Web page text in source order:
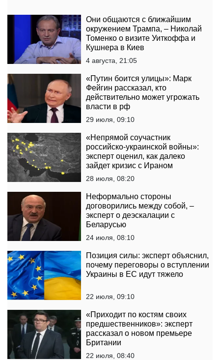
Они общаются с ближайшим
окружением Трампа, – Николай
Томенко о визите Уиткоффа и
Кушнера в Киев
4 августа, 21:05
«Путин боится улицы»: Марк
Фейгин рассказал, кто
действительно может угрожать
власти в рф
29 июля, 09:10
«Непрямой соучастник
российско-украинской войны»:
эксперт оценил, как далеко
зайдет кризис с Ираном
28 июля, 08:20
Неформально стороны
договорились между собой, –
эксперт о деэскалации с
Беларусью
24 июля, 08:10
Позиция силы: эксперт объяснил,
почему переговоры о вступлении
Украины в ЕС идут тяжело
22 июля, 09:10
«Приходит по костям своих
предшественников»: эксперт
рассказал о новом премьере
Британии
22 июля, 08:40